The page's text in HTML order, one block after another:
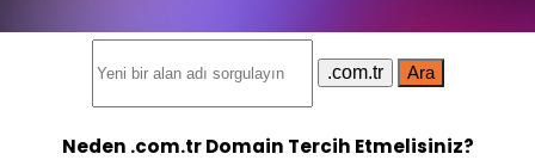
.com.tr Ara
Neden .com.tr Domain Tercih Etmelisiniz?